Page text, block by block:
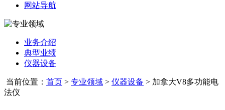
网站导航
业务介绍
典型业绩
仪器设备
当前位置： 首页 > 专业领域 > 仪器设备 > 加拿大V8多功能电
法仪